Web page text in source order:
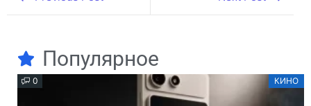
Популярное
0 КИНО